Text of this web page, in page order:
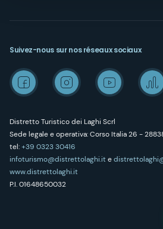
Distretto Turistico dei Laghi Scrl
Sede legale e operativa: Corso Italia 26 -
tel:+39 0323 30416
infoturismo@distrettolaghi.ite
www.distrettolaghi.it
P.I. 01648650032
Suivez-nous sur nos réseaux sociaux